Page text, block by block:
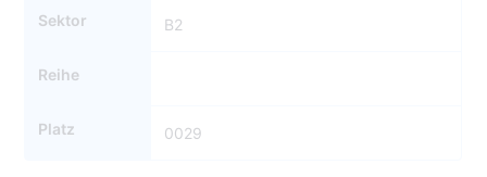
Sektor B2
Reihe
Platz 0029